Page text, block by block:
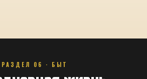
РАЗДЕЛ 06 · БЫТ